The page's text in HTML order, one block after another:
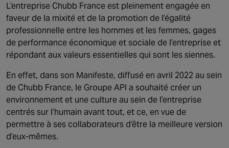
Canada
L’entreprise Chubb France est pleinement engagée en
faveur de la mixité et de la promotion de l’égalité
professionnelle entre les hommes et les femmes, gages
de performance économique et sociale de l’entreprise et
répondant aux valeurs essentielles qui sont les siennes.
En effet, dans son Manifeste, diffusé en avril 2022 au sein
de Chubb France, le Groupe API a souhaité créer un
environnement et une culture au sein de l’entreprise
centrés sur l’humain avant tout, et ce, en vue de
permettre à ses collaborateurs d’être la meilleure version
d’eux-mêmes.